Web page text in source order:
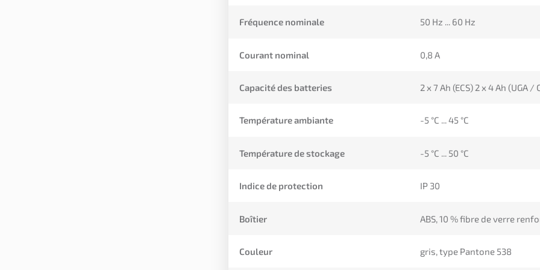
Fréquence nominale 50 Hz ... 60 Hz
Courant nominal 0,8 A
Capacité des batteries 2 x 7 Ah (ECS) 2 x 4 Ah (UGA /
Température ambiante -5 °C ... 45 °C
Température de stockage -5 °C ... 50 °C
Indice de protection IP 30
Boîtier ABS, 10 % fibre de verre
Couleur gris, type Pantone 538